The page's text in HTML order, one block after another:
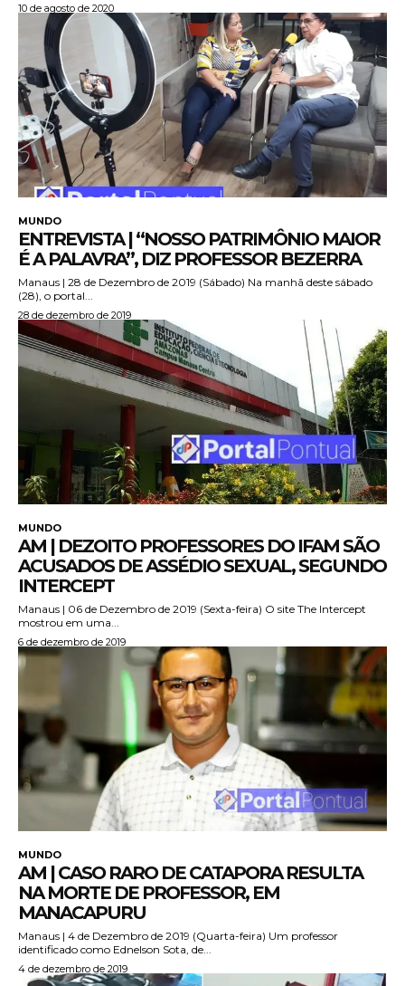
10 de agosto de 2020
MUNDO
ENTREVISTA | “NOSSO PATRIMÔNIO MAIOR
É A PALAVRA”, DIZ PROFESSOR BEZERRA
Manaus | 28 de Dezembro de 2019 (Sábado) Na manhã deste sábado
(28), o portal...
28 de dezembro de 2019
MUNDO
AM | DEZOITO PROFESSORES DO IFAM SÃO
ACUSADOS DE ASSÉDIO SEXUAL, SEGUNDO
INTERCEPT
Manaus | 06 de Dezembro de 2019 (Sexta-feira) O site The Intercept
mostrou em uma...
6 de dezembro de 2019
MUNDO
AM | CASO RARO DE CATAPORA RESULTA
NA MORTE DE PROFESSOR, EM
MANACAPURU
Manaus | 4 de Dezembro de 2019 (Quarta-feira) Um professor
identificado como Ednelson Sota, de...
4 de dezembro de 2019